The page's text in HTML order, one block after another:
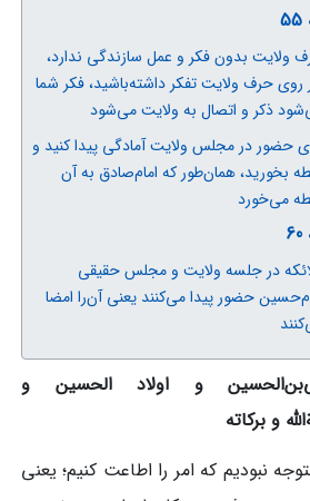
ولایت بدون فکر و عمل سازندگی ندارد،
روی حرف‌ ولایت تفکر داشته‌باشید، فکر شما
ذکر و اتصال به ولایت می‌شود
حضور در مجلس ولایت آمادگی پیدا کنید و
بخورید، همان‌طور که امام‌صادق به آن
می‌خورد
در جلسه ولایت و مجلس حقیقی
حضور پیدا می‌کنند یعنی آن‌را امضا
و اولاد الحسین و
و برکاته
نبودیم که امر را اطاعت کنیم؛ یعنی